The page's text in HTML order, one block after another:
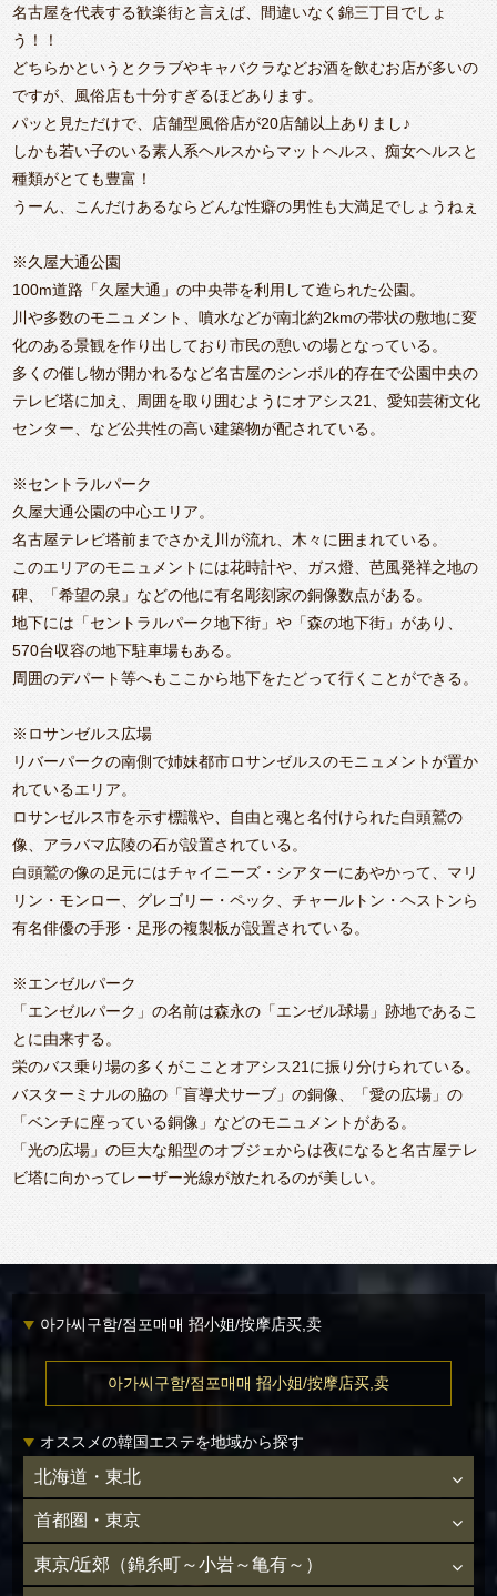
名古屋を代表する歓楽街と言えば、間違いなく錦三丁目でしょ
う！！
どちらかというとクラブやキャバクラなどお酒を飲むお店が多いの
ですが、風俗店も十分すぎるほどあります。
パッと見ただけで、店舗型風俗店が20店舗以上ありまし♪
しかも若い子のいる素人系ヘルスからマットヘルス、痴女ヘルスと
種類がとても豊富！
うーん、こんだけあるならどんな性癖の男性も大満足でしょうねぇ
※久屋大通公園
100m道路「久屋大通」の中央帯を利用して造られた公園。
川や多数のモニュメント、噴水などが南北約2kmの帯状の敷地に変
化のある景観を作り出しており市民の憩いの場となっている。
多くの催し物が開かれるなど名古屋のシンボル的存在で公園中央の
テレビ塔に加え、周囲を取り囲むようにオアシス21、愛知芸術文化
センター、など公共性の高い建築物が配されている。
※セントラルパーク
久屋大通公園の中心エリア。
名古屋テレビ塔前までさかえ川が流れ、木々に囲まれている。
このエリアのモニュメントには花時計や、ガス燈、芭風発祥之地の
碑、「希望の泉」などの他に有名彫刻家の銅像数点がある。
地下には「セントラルパーク地下街」や「森の地下街」があり、
570台収容の地下駐車場もある。
周囲のデパート等へもここから地下をたどって行くことができる。
※ロサンゼルス広場
リバーパークの南側で姉妹都市ロサンゼルスのモニュメントが置か
れているエリア。
ロサンゼルス市を示す標識や、自由と魂と名付けられた白頭鷲の
像、アラバマ広陵の石が設置されている。
白頭鷲の像の足元にはチャイニーズ・シアターにあやかって、マリ
リン・モンロー、グレゴリー・ペック、チャールトン・ヘストンら
有名俳優の手形・足形の複製板が設置されている。
※エンゼルパーク
「エンゼルパーク」の名前は森永の「エンゼル球場」跡地であるこ
とに由来する。
栄のバス乗り場の多くがこことオアシス21に振り分けられている。
バスターミナルの脇の「盲導犬サーブ」の銅像、「愛の広場」の
「ベンチに座っている銅像」などのモニュメントがある。
「光の広場」の巨大な船型のオブジェからは夜になると名古屋テレ
ビ塔に向かってレーザー光線が放たれるのが美しい。
아가씨구함/점포매매 招小姐/按摩店买,卖
아가씨구함/점포매매 招小姐/按摩店买,卖
オススメの韓国エステを地域から探す
北海道・東北
首都圏・東京
東京/近郊（錦糸町～小岩～亀有～）